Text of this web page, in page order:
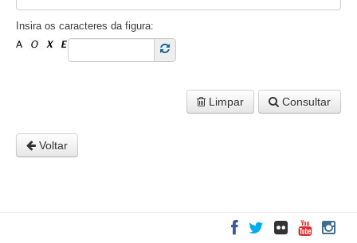
Insira os caracteres da figura:
Consultar
Limpar
Voltar